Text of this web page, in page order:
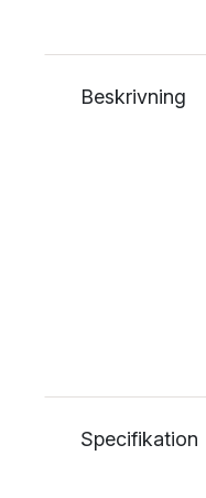
Beskrivning
Specifikation